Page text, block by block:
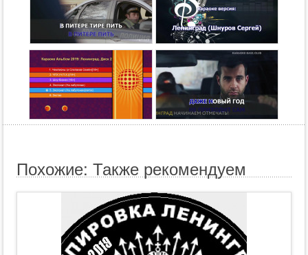
Похожие: Также рекомендуем